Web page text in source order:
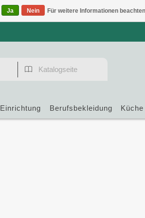
Einrichtung Berufsbekleidung Küche
Ja Nein Für weitere Informationen